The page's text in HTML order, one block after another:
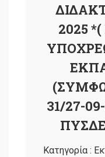
2025
31/27-
Κατηγορία :